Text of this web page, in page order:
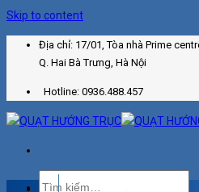
Skip to content
Địa chỉ: 17/01, Tòa nhà Prime
Q. Hai Bà Trưng, Hà Nội
Hotline: 0936.488.457